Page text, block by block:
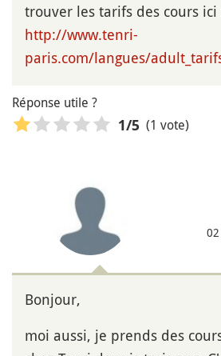
trouver les tarifs des cours ici
http://www.tenri-
paris.com/langues/
Réponse utile ?
1/5 (1 vote)
Bonjour,
moi aussi, je prends des